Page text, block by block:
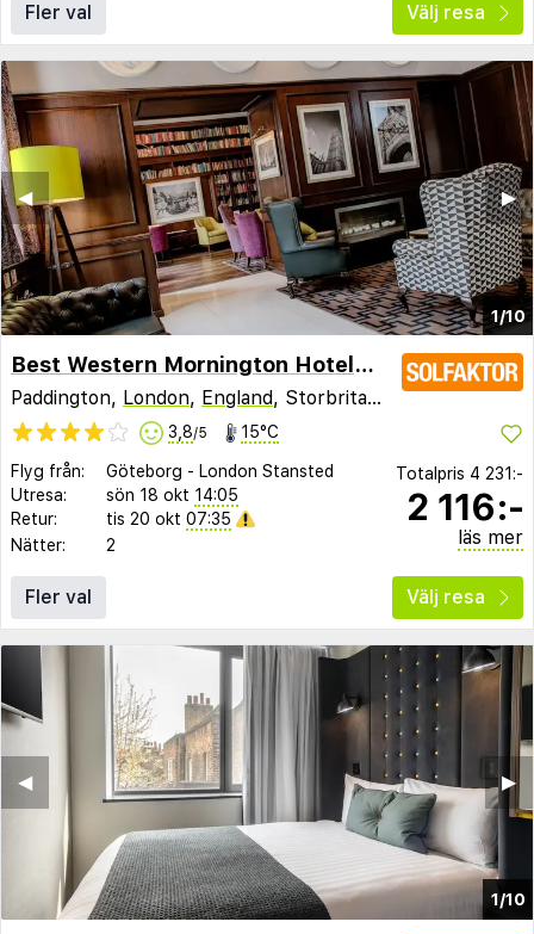
Fler val Välj resa
1/10
▶︎
◀︎
Best Western Mornington Hotel Hyde Park
Paddington, London, England, Storbritannien
3,8/5 15°C
Flyg från: Göteborg - London Stansted
Utresa:
sön 18 okt 14:05
Retur:
tis 20 okt 07:35
Nätter:
2
Totalpris 4 231:-
2 116:-
läs mer
Fler val Välj resa
1/10
▶︎
◀︎